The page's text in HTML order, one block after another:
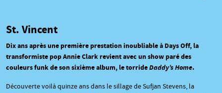
St. Vincent
Dix ans après une première prestation inoubliable à Days Off, la
transformiste pop Annie Clark revient avec un show paré des
couleurs funk de son sixième album, le torrideDaddy’s Home.
Découverte voilà quinze ans dans le sillage de Sufjan Stevens, la